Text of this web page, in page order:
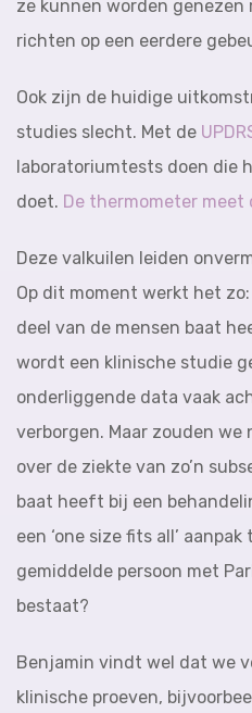
ze kunnen worden
richten op een eerdere
Ook zijn de huidige
studies slecht. Met de
laboratoriumtests doen die
doet. De thermometer meet
Deze valkuilen leiden
Op dit moment werkt het
deel van de mensen baat
wordt een klinische studie
onderliggende data vaak
verborgen. Maar zouden we
over de ziekte van zo’n
baat heeft bij een
een ‘one size fits all’
gemiddelde persoon met
bestaat?
Benjamin vindt wel dat we
klinische proeven,